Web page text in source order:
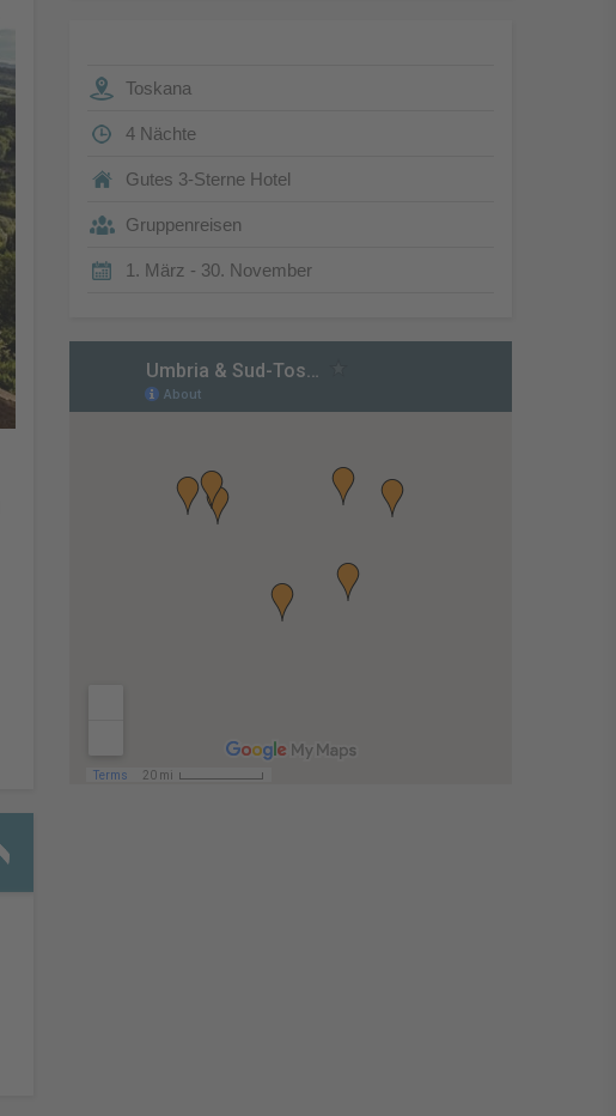
Toskana
4 Nächte
Gutes 3-Sterne Hotel
Gruppenreisen
1. März - 30. November